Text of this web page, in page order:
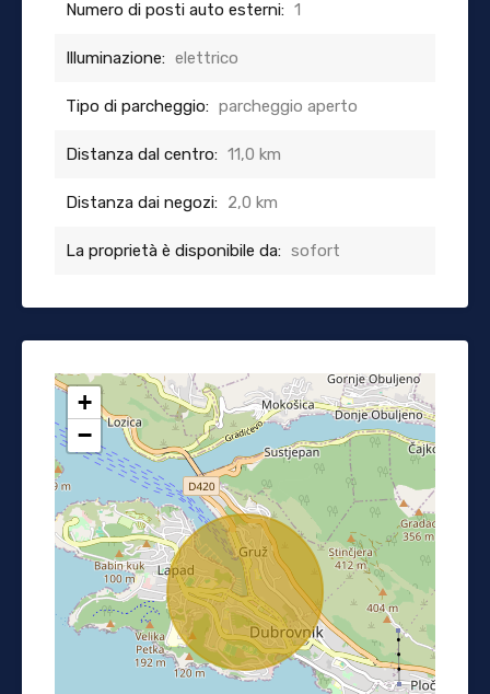
Numero di posti auto esterni: 1
Illuminazione: elettrico
Tipo di parcheggio: parcheggio aperto
Distanza dal centro: 11,0 km
Distanza dai negozi: 2,0 km
La proprietà è disponibile da: sofort
+
−